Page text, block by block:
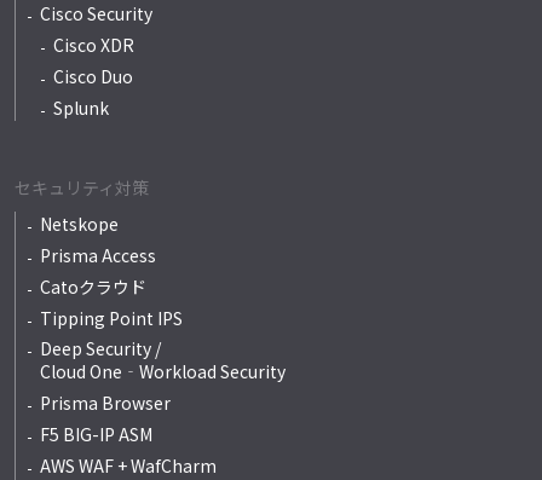
Cisco Security
Cisco XDR
Cisco Duo
Splunk
セキュリティ対策
Netskope
Prisma Access
Catoクラウド
Tipping Point IPS
Deep Security /
Cloud One‐Workload Security
Prisma Browser
F5 BIG-IP ASM
AWS WAF + WafCharm